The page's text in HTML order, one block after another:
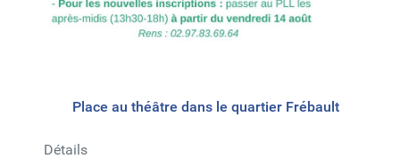
Place au théâtre dans le quartier Frébault
Détails